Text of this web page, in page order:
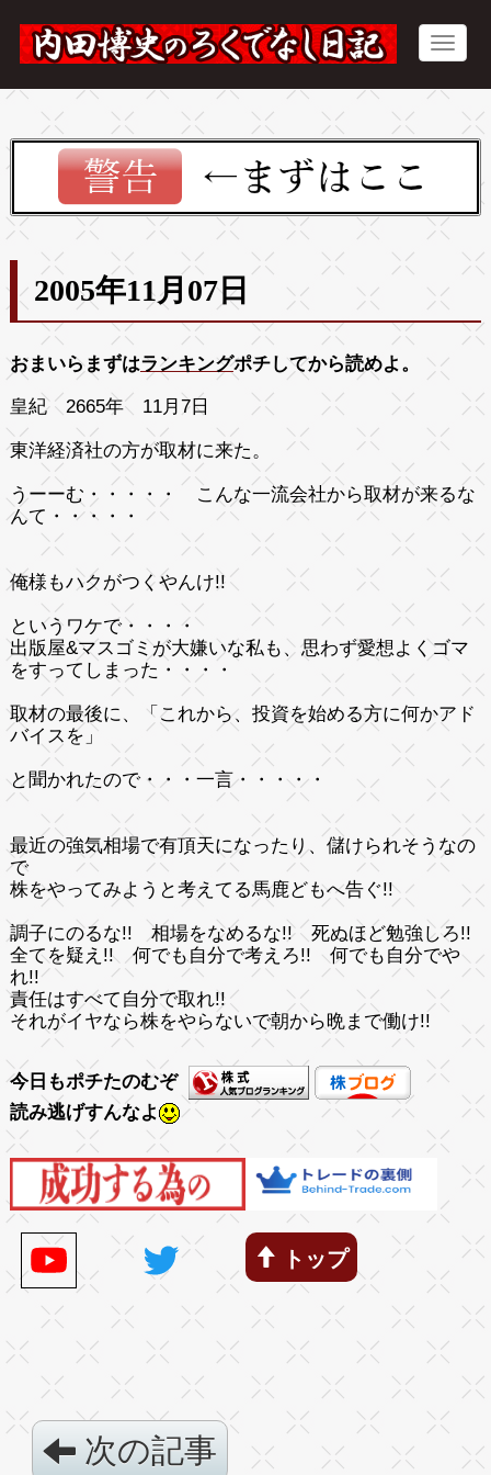
2005年11月07日
おまいらまずはランキングポチしてから読めよ。
皇紀 2665年 11月7日
東洋経済社の方が取材に来た。
うーーむ・・・・・ こんな一流会社から取材が来るな
んて・・・・・
俺様もハクがつくやんけ!!
というワケで・・・・
出版屋&マスゴミが大嫌いな私も、思わず愛想よくゴマ
をすってしまった・・・・
取材の最後に、「これから、投資を始める方に何かアド
バイスを」
と聞かれたので・・・一言・・・・・
最近の強気相場で有頂天になったり、儲けられそうなの
で
株をやってみようと考えてる馬鹿どもへ告ぐ!!
調子にのるな!! 相場をなめるな!! 死ぬほど勉強しろ!!
全てを疑え!! 何でも自分で考えろ!! 何でも自分でや
れ!!
責任はすべて自分で取れ!!
それがイヤなら株をやらないで朝から晩まで働け!!
今日もポチたのむぞ
読み逃げすんなよ
トップ
次の記事